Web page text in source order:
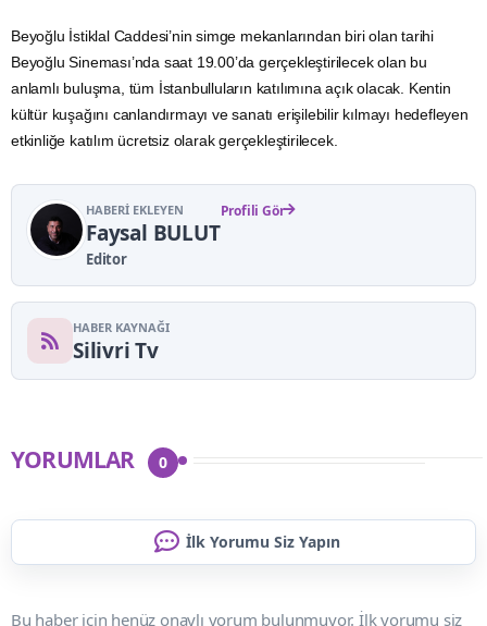
Beyoğlu İstiklal Caddesi’nin simge mekanlarından biri olan tarihi
Beyoğlu Sineması’nda saat 19.00’da gerçekleştirilecek olan bu
anlamlı buluşma, tüm İstanbulluların katılımına açık olacak. Kentin
kültür kuşağını canlandırmayı ve sanatı erişilebilir kılmayı hedefleyen
etkinliğe katılım ücretsiz olarak gerçekleştirilecek.
HABERI EKLEYEN
Faysal BULUT
Editor
Profili Gör
HABER KAYNAĞI
Silivri Tv
YORUMLAR 0
İlk Yorumu Siz Yapın
Bu haber için henüz onaylı yorum bulunmuyor. İlk yorumu siz